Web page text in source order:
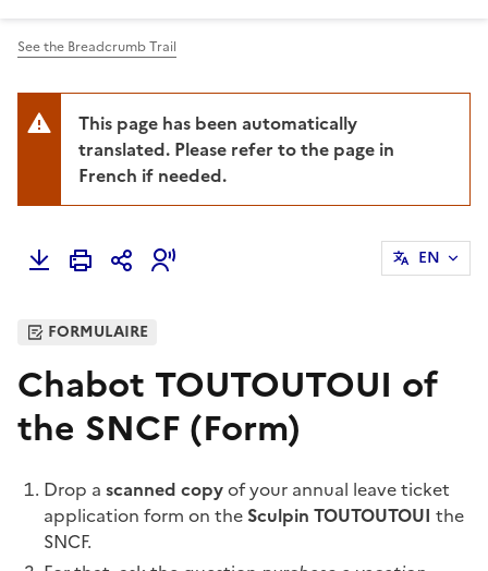
See the Breadcrumb Trail
This page has been automatically
translated. Please refer to the page in
French if needed.
EN
FORMULAIRE
Chabot TOUTOUTOUI of
the SNCF (Form)
Drop a scanned copyof your annual leave ticket
application form on the Sculpin TOUTOUTOUI the
SNCF.